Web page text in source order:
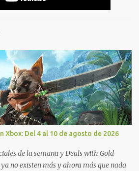
Xbox: Del 4 al 10 de agosto de 2026
de la semana y Deals with Gold
ya no existen más y ahora más que nada